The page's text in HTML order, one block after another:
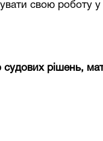
свою роботу у
рішень,